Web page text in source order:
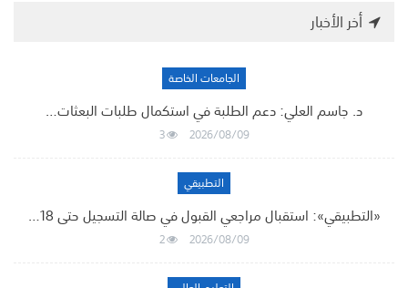
أخر الأخبار
الجامعات الخاصة
د. جاسم العلي: دعم الطلبة في استكمال طلبات البعثات…
2026/08/09
3
التطبيقي
«التطبيقي»: استقبال مراجعي القبول في صالة التسجيل حتى 18…
2026/08/09
2